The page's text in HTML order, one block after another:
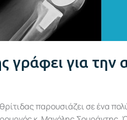
για την
παρουσιάζει σε ένα